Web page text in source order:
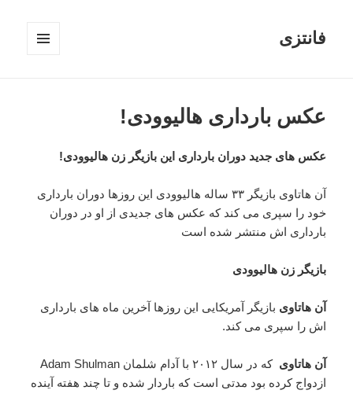
فانتزی
عکس بارداری هالیوودی!
عکس های جدید دوران بارداری این بازیگر زن هالیوودی!
آن هاتاوی بازیگر ۳۳ ساله هالیوودی این روزها دوران بارداری
خود را سپری می کند که عکس های جدیدی از او در دوران
بارداری اش منتشر شده است
بازیگر زن هالیوودی
آن هاتاوی بازیگر آمریکایی این روزها آخرین ماه های بارداری
اش را سپری می کند.
آن هاتاوی
ازدواج کرده بود مدتی است که باردار شده و تا چند هفته آینده